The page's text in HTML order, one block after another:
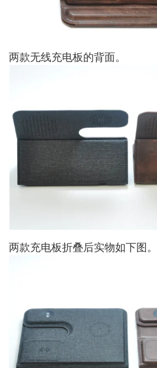
两款无线充电板的背面。
两款充电板折叠后实物如下图。